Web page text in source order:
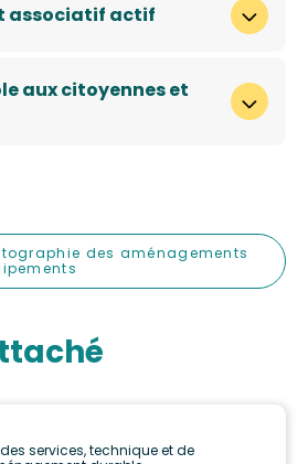
associatif actif
aux citoyennes et
des aménagements
services, technique et de